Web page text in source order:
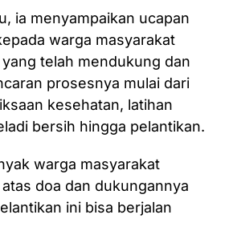
ia menyampaikan ucapan
warga masyarakat
telah mendukung dan
prosesnya mulai dari
kesehatan, latihan
bersih hingga pelantikan.
warga masyarakat
doa dan dukungannya
ini bisa berjalan